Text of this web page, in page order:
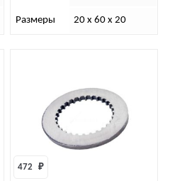
Размеры 20 х 60 х 20
472 ₽